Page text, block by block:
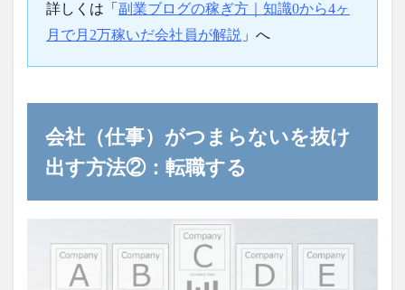
詳しくは「 副業ブログの稼ぎ方｜知識0から4ヶ
月で月2万稼いだ会社員が解説 」へ
会社（仕事）がつまらないを抜け
出す方法②：転職する